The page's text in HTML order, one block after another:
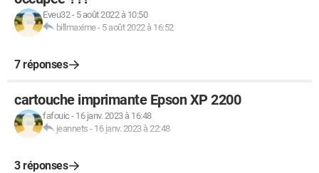
Eveu32- 5 août 2022 à 10:50
billmaxime- 5 août 2022 à 16:52
7 réponses
cartouche imprimante Epson XP 2200
fafouic - 16 janv. 2023 à 16:48
jeannets - 16 janv. 2023 à 22:48
3 réponses